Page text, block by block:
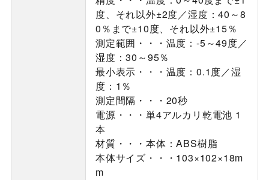
度、それ以外±2度／湿度：40～8
0％まで±10度、それ以外±15％
測定範囲・・・温度：-5～49度／
湿度：30～95％
最小表示・・・温度：0.1度／湿
度：1％
測定間隔・・・20秒
電源・・・単4アルカリ乾電池 1
本
材質・・・本体：ABS樹脂
本体サイズ・・・103×102×18m
m